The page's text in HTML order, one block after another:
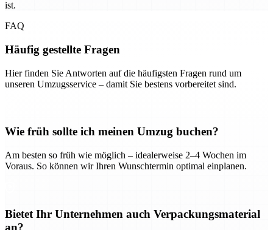
ist.
FAQ
Häufig gestellte Fragen
Hier finden Sie Antworten auf die häufigsten Fragen rund um
unseren Umzugsservice – damit Sie bestens vorbereitet sind.
Wie früh sollte ich meinen Umzug buchen?
Am besten so früh wie möglich – idealerweise 2–4 Wochen im
Voraus. So können wir Ihren Wunschtermin optimal einplanen.
Bietet Ihr Unternehmen auch Verpackungsmaterial
an?